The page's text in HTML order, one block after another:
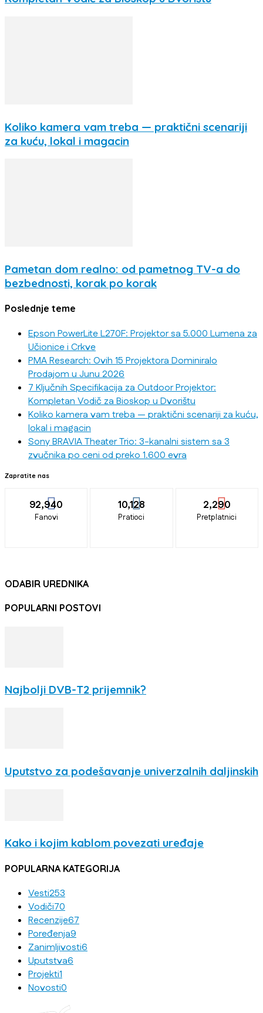
Koliko kamera vam treba — praktični scenariji
za kuću, lokal i magacin
Pametan dom realno: od pametnog TV-a do
bezbednosti, korak po korak
Poslednje teme
Epson PowerLite L270F: Projektor sa 5.000 Lumena za
Učionice i Crkve
PMA Research: Ovih 15 Projektora Dominiralo
Prodajom u Junu 2026
7 Ključnih Specifikacija za Outdoor Projektor:
Kompletan Vodič za Bioskop u Dvorištu
Koliko kamera vam treba — praktični scenariji za kuću,
lokal i magacin
Sony BRAVIA Theater Trio: 3-kanalni sistem sa 3
zvučnika po ceni od preko 1.600 evra
Zapratite nas
92,940
Fanovi
10,128
Pratioci
2,290
Pretplatnici
ODABIR UREDNIKA
POPULARNI POSTOVI
Najbolji DVB-T2 prijemnik?
Uputstvo za podešavanje univerzalnih daljinskih
Kako i kojim kablom povezati uređaje
POPULARNA KATEGORIJA
Vesti253
Vodiči70
Recenzije67
Poređenja9
Zanimljivosti6
Uputstva6
Projekti1
Novosti0